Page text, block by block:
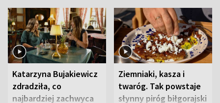
Katarzyna Bujakiewicz
zdradziła, co
najbardziej zachwyca
Ziemniaki, kasza i
twaróg. Tak powstaje
słynny piróg biłgorajski